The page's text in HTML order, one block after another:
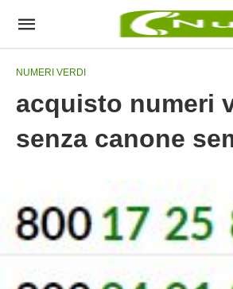
NUMERI VERDI
acquisto numeri
senza canone